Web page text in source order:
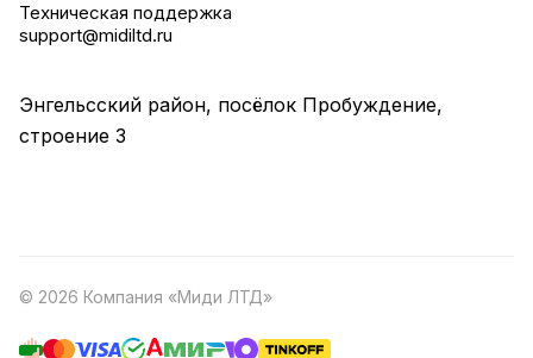
Техническая поддержка
support@midiltd.ru
Энгельсский район, посёлок Пробуждение,
строение 3
© 2026 Компания «Миди ЛТД»